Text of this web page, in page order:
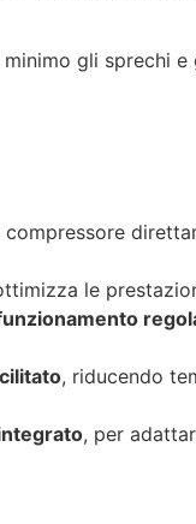
gli sprechi
le
, riducendo
, per